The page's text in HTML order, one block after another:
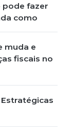
fazer
como
muda e
fiscais no